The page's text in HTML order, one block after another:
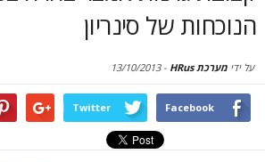
של סינריון
-
13/10/2013
Twitter